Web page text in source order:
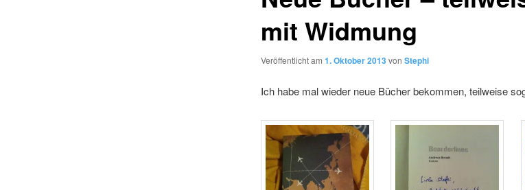
mit Widmung
Veröffentlicht am 1. Oktober 2013 von Stephi
Ich habe mal wieder neue Bücher bekommen, teilweise